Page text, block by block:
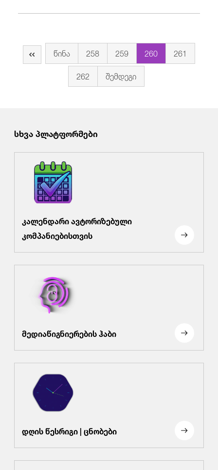
წინა 258 259 260
261
262
შემდეგი
სხვა პლატფორმები
კალენდარი ავტორიზებული
კომპანიებისთვის
მედიაწიგნიერების ჰაბი
დღის წესრიგი | ცნობები